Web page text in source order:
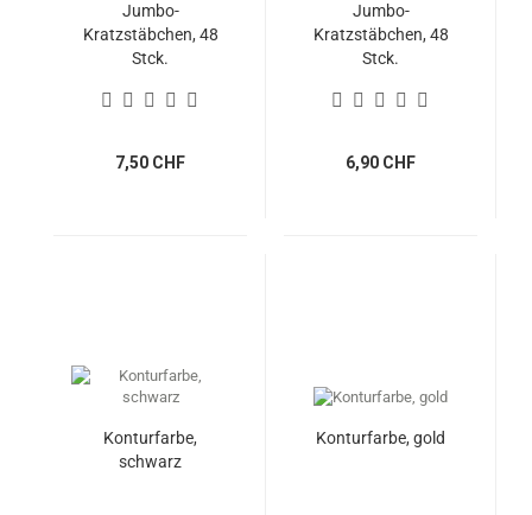
Jumbo-
Kratzstäbchen, 48
Stck.
7,50 CHF
Jumbo-
Kratzstäbchen, 48
Stck.
6,90 CHF
Konturfarbe,
schwarz
Konturfarbe, gold